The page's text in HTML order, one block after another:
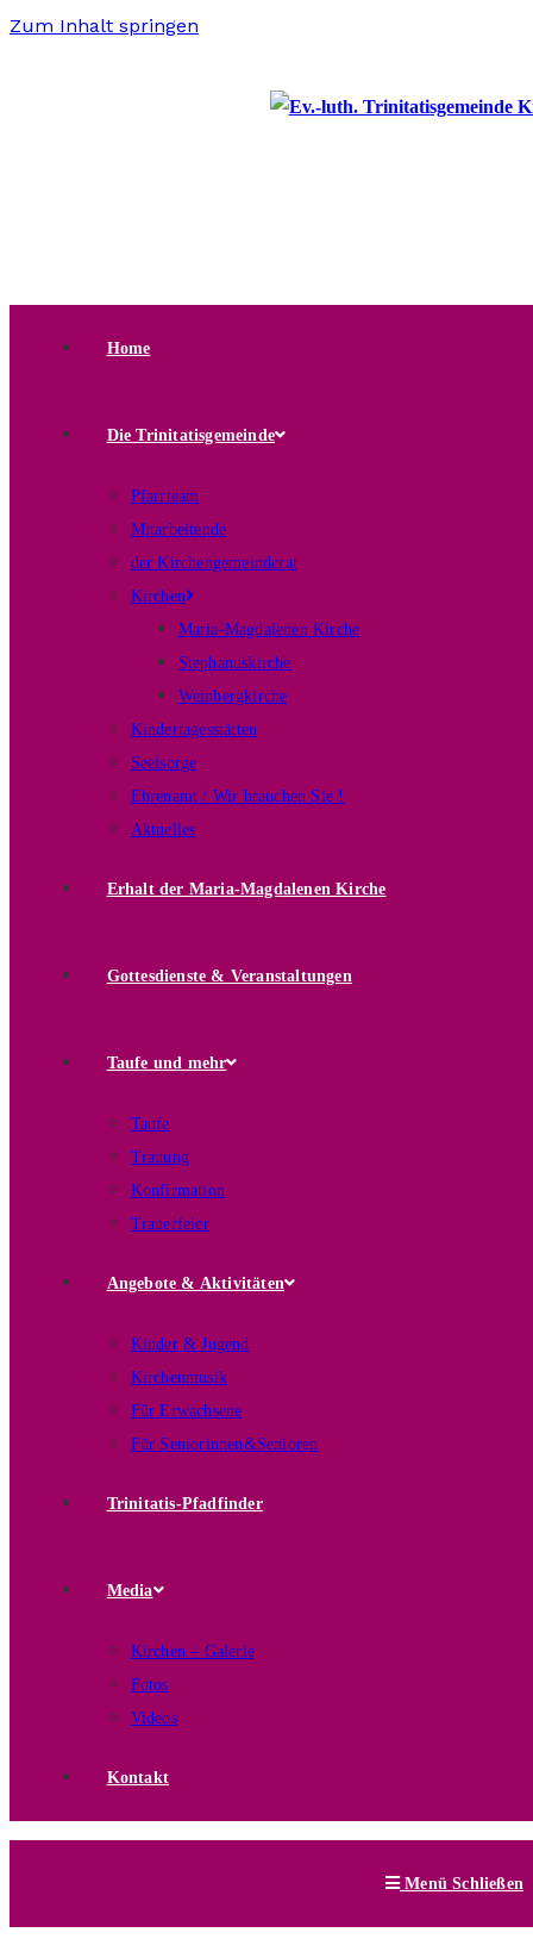
Zum Inhalt springen
Home
Die Trinitatisgemeinde
Pfarrteam
Mitarbeitende
der Kirchengemeinderat
Kirchen
Maria-Magdalenen Kirche
Stephanuskirche
Weinbergkirche
Kindertagesstätten
Seelsorge
Ehrenamt / Wir brauchen Sie !
Aktuelles
Erhalt der Maria-Magdalenen Kirche
Gottesdienste & Veranstaltungen
Taufe und mehr
Taufe
Trauung
Konfirmation
Trauerfeier
Angebote & Aktivitäten
Kinder & Jugend
Kirchenmusik
Für Erwachsene
Für Seniorinnen&Senioren
Trinitatis-Pfadfinder
Media
Kirchen – Galerie
Fotos
Videos
Kontakt
Menü Schließen